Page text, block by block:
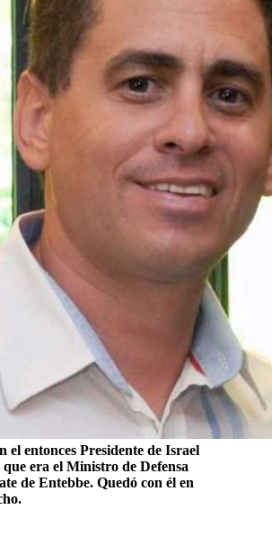
el entonces Presidente de Israel
que era el Ministro de Defensa
de Entebbe. Quedó con él en